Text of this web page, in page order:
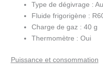
Type de dégivrage :
Fluide frigorigène :
Charge de gaz : 40 g
Thermomètre : Oui
Puissance et consommation